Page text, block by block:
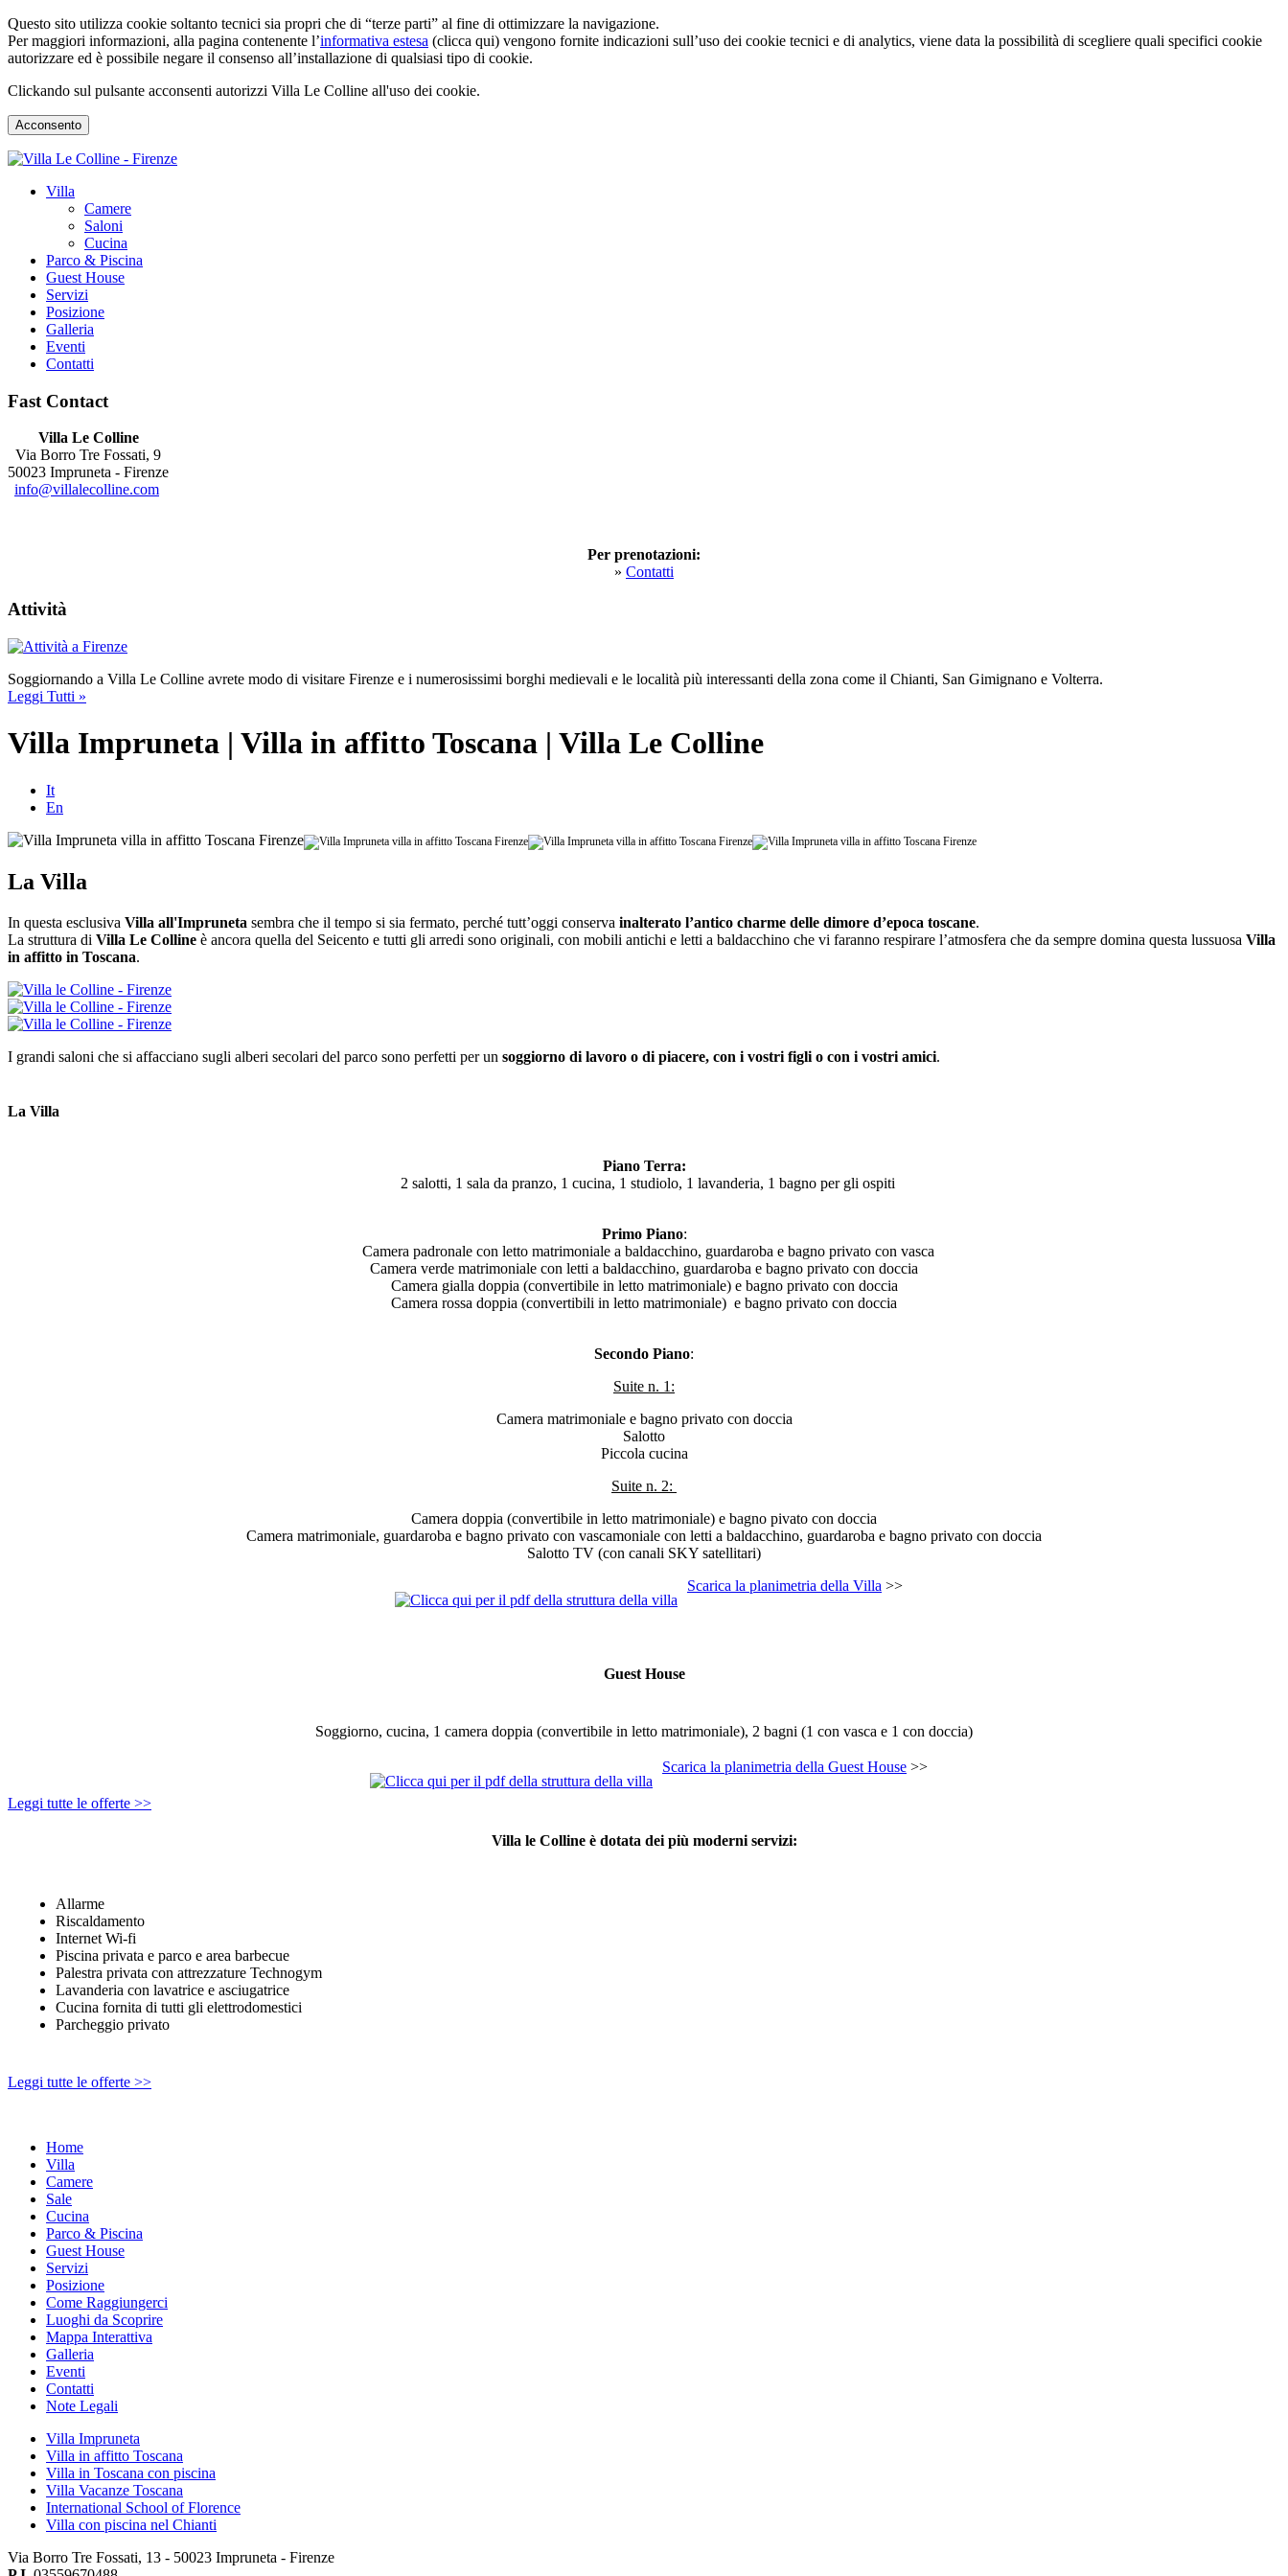
Questo sito utilizza cookie soltanto tecnici sia propri che di “terze parti” al fine di ottimizzare la navigazione.
Per maggiori informazioni, alla pagina contenente l’informativa estesa (clicca qui) vengono fornite indicazioni sull’uso dei cookie tecnici e di analytics, viene data la possibilità di scegliere quali specifici cookie
autorizzare ed è possibile negare il consenso all’installazione di qualsiasi tipo di cookie.
Clickando sul pulsante acconsenti autorizzi Villa Le Colline all'uso dei cookie.
Acconsento
Villa
Camere
Saloni
Cucina
Parco & Piscina
Guest House
Servizi
Posizione
Galleria
Eventi
Contatti
Fast Contact
Villa Le Colline
Via Borro Tre Fossati, 9
50023 Impruneta - Firenze
info@villalecolline.com
Per prenotazioni:
» Contatti
Attività
Soggiornando a Villa Le Colline avrete modo di visitare Firenze e i numerosissimi borghi medievali e le località più interessanti della zona come il Chianti, San Gimignano e Volterra.
Leggi Tutti »
Villa Impruneta | Villa in affitto Toscana | Villa Le Colline
It
En
La Villa
In questa esclusiva Villa all'Impruneta sembra che il tempo si sia fermato, perché tutt’oggi conserva inalterato l’antico charme delle dimore d’epoca toscane.
La struttura di Villa Le Colline è ancora quella del Seicento e tutti gli arredi sono originali, con mobili antichi e letti a baldacchino che vi faranno respirare l’atmosfera che da sempre domina questa lussuosa Villa
in affitto in Toscana.
I grandi saloni che si affacciano sugli alberi secolari del parco sono perfetti per un soggiorno di lavoro o di piacere, con i vostri figli o con i vostri amici.
La Villa
Piano Terra:
2 salotti, 1 sala da pranzo, 1 cucina, 1 studiolo, 1 lavanderia, 1 bagno per gli ospiti
Primo Piano:
Camera padronale con letto matrimoniale a baldacchino, guardaroba e bagno privato con vasca
Camera verde matrimoniale con letti a baldacchino, guardaroba e bagno privato con doccia
Camera gialla doppia (convertibile in letto matrimoniale) e bagno privato con doccia
Camera rossa doppia (convertibili in letto matrimoniale) e bagno privato con doccia
Secondo Piano:
Suite n. 1:
Camera matrimoniale e bagno privato con doccia
Salotto
Piccola cucina
Suite n. 2:
Camera doppia (convertibile in letto matrimoniale) e bagno pivato con doccia
Camera matrimoniale, guardaroba e bagno privato con vascamoniale con letti a baldacchino, guardaroba e bagno privato con doccia
Salotto TV (con canali SKY satellitari)
Scarica la planimetria della Villa >>
Guest House
Soggiorno, cucina, 1 camera doppia (convertibile in letto matrimoniale), 2 bagni (1 con vasca e 1 con doccia)
Scarica la planimetria della Guest House >>
Leggi tutte le offerte >>
Villa le Colline è dotata dei più moderni servizi:
Allarme
Riscaldamento
Internet Wi-fi
Piscina privata e parco e area barbecue
Palestra privata con attrezzature Technogym
Lavanderia con lavatrice e asciugatrice
Cucina fornita di tutti gli elettrodomestici
Parcheggio privato
Leggi tutte le offerte >>
Home
Villa
Camere
Sale
Cucina
Parco & Piscina
Guest House
Servizi
Posizione
Come Raggiungerci
Luoghi da Scoprire
Mappa Interattiva
Galleria
Eventi
Contatti
Note Legali
Villa Impruneta
Villa in affitto Toscana
Villa in Toscana con piscina
Villa Vacanze Toscana
International School of Florence
Villa con piscina nel Chianti
Via Borro Tre Fossati, 13 - 50023 Impruneta - Firenze